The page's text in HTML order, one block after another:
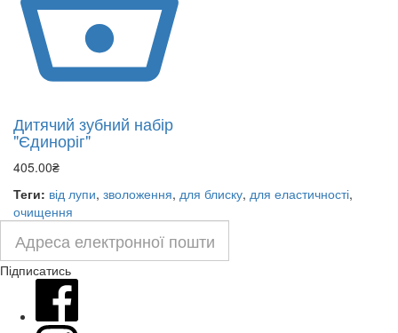
Дитячий зубний набір
"Єдиноріг"
405.00₴
Теги: від лупи, зволоження, для блиску, для еластичності,
очищення
Підписатись